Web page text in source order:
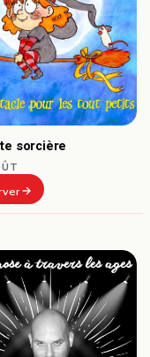
sorcière